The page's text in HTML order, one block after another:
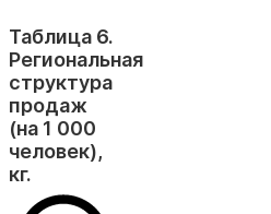
Таблица 6.
Региональная
структура
продаж
(на 1 000
человек),
кг.